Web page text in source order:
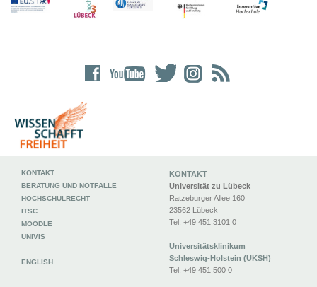
KONTAKT
Universität zu Lübeck
Ratzeburger Allee 160
23562 Lübeck
Tel. +49 451 3101 0
Universitätsklinikum
Schleswig-Holstein (UKSH)
Tel. +49 451 500 0
KONTAKT
BERATUNG UND NOTFÄLLE
HOCHSCHULRECHT
ITSC
MOODLE
UNIVIS
ENGLISH